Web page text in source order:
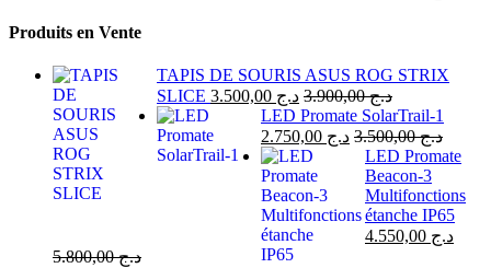
Produits en Vente
TAPIS DE SOURIS ASUS ROG STRIX
SLICE
د.ج د.ج3.900,00
LED Promate SolarTrail-1
د.ج
د.ج3.500,00
LED Promate
Beacon-3
Multifonctions
étanche IP65
د.ج
د.ج5.800,00